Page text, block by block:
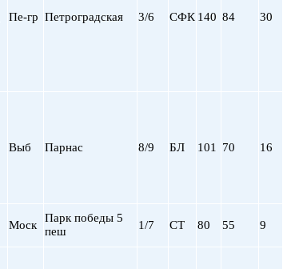
Пе-гр Петроградская 3/6 СФК 140 84 30
Выб Парнас 8/9 БЛ 101 70 16
Моск
Парк победы 5
пеш
1/7 СТ 80 55 9